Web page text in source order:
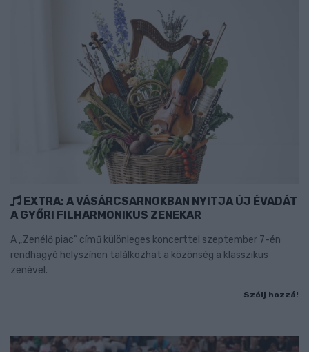
EXTRA: A VÁSÁRCSARNOKBAN NYITJA ÚJ ÉVADÁT
A GYŐRI FILHARMONIKUS ZENEKAR
A „Zenélő piac” című különleges koncerttel szeptember 7-én
rendhagyó helyszínen találkozhat a közönség a klasszikus
zenével.
Szólj hozzá!